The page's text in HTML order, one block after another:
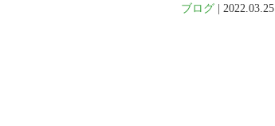
ブログ 2022.03.25